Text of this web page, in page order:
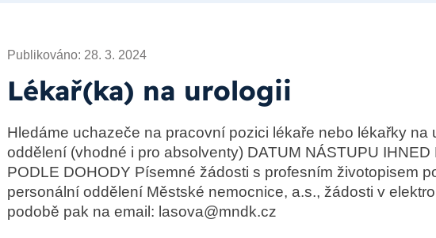
Publikováno: 28. 3. 2024
Lékař(ka) na urologii
Hledáme uchazeče na pracovní pozici lékaře nebo lékařky na
oddělení (vhodné i pro absolventy) DATUM NÁSTUPU IHNED
PODLE DOHODY Písemné žádosti s profesním životopisem
personální oddělení Městské nemocnice, a.s., žádosti v
podobě pak na email: lasova@mndk.cz